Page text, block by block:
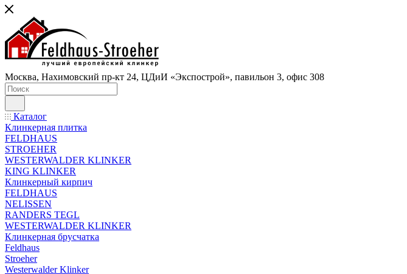
Москва, Нахимовский пр-кт 24, ЦДиИ «Экспострой», павильон 3, офис 308
Каталог
Клинкерная плитка
FELDHAUS
STROEHER
WESTERWALDER KLINKER
KING KLINKER
Клинкерный кирпич
FELDHAUS
NELISSEN
RANDERS TEGL
WESTERWALDER KLINKER
Клинкерная брусчатка
Feldhaus
Stroeher
Westerwalder Klinker